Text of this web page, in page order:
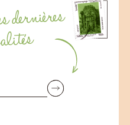
dernières